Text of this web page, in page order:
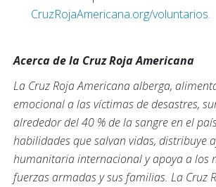
CruzRojaAmericana.org/voluntarios.
Acerca de la Cruz Roja Americana
La Cruz Roja Americana alberga,
emocional a las víctimas de desastres,
alrededor del 40 % de la sangre en el
habilidades que salvan vidas, distribuye
humanitaria internacional y apoya a los
fuerzas armadas y sus familias. La Cruz